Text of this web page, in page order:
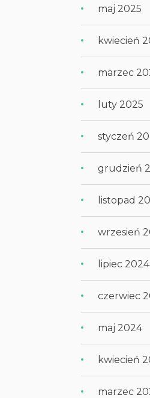
maj 2025
kwiecień
marzec
luty 2025
styczeń
grudzień
listopad
wrzesień
lipiec 2024
czerwiec
maj 2024
kwiecień
marzec